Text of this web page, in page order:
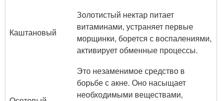
Каштановый
Золотистый нектар питает
витаминами, устраняет первые
морщинки, борется с воспалениями,
активирует обменные процессы.
Это незаменимое средство в
борьбе с акне. Оно насыщает
необходимыми веществами,